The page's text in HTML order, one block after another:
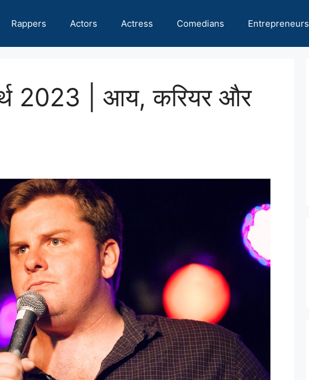
Rappers Actors Actress Comedians Entrepreneurs
2023 | आय, करियर और